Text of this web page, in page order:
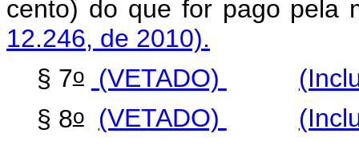
cento) do que for
12.246, de 2010).
§ 7o (VETADO)
§ 8o (VETADO)